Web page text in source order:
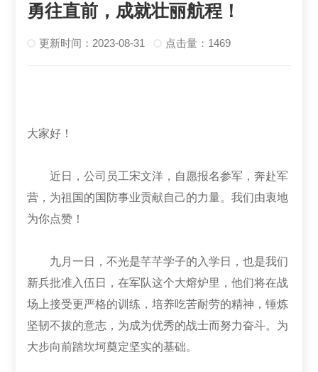
勇往直前，成就壮丽航程！
更新时间：2023-08-31 点击量：1469
大家好！
近日，公司员工宋文洋，自愿报名参军，奔赴军
营，为祖国的国防事业贡献自己的力量。我们由衷地
为你点赞！
九月一日，不光是芊芊学子的入学日，也是我们
新兵批准入伍日，在军队这个大熔炉里，他们将在战
场上接受更严格的训练，培养吃苦耐劳的精神，锤炼
坚韧不拔的意志，为成为优秀的战士而努力奋斗。为
大步向前踏坎坷奠定坚实的基础。